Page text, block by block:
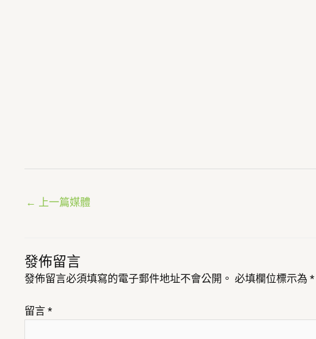
← 上一篇媒體
發佈留言
發佈留言必須填寫的電子郵件地址不會公開。 必填欄位標示為*
留言*